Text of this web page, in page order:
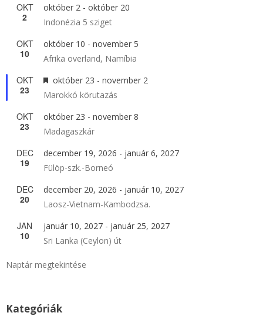
OKT
2
október 2 - október 20
Indonézia 5 sziget
OKT
10
október 10 - november 5
Afrika overland, Namíbia
OKT
23
Kiemelt
október 23 - november 2
Marokkó körutazás
OKT
23
október 23 - november 8
Madagaszkár
DEC
19
december 19, 2026 - január 6, 2027
Fülöp-szk.-Borneó
DEC
20
december 20, 2026 - január 10, 2027
Laosz-Vietnam-Kambodzsa.
JAN
10
január 10, 2027 - január 25, 2027
Sri Lanka (Ceylon) út
Naptár megtekintése
Kategóriák